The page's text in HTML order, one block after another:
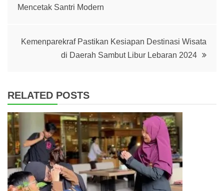
Mencetak Santri Modern
Kemenparekraf Pastikan Kesiapan Destinasi Wisata
di Daerah Sambut Libur Lebaran 2024
RELATED POSTS